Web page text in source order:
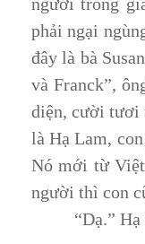
phải ngại
đây là bà
và Franck”,
diện, cười tươi
là Hạ Lam,
Nó mới từ
người thì con
“Dạ.”